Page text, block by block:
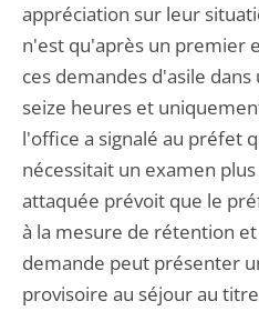
appréciation sur leur
n'est qu'après un premier
ces demandes d'asile
seize heures et
l'office a signalé au préfet
nécessitait un examen
attaquée prévoit que le
à la mesure de rétention
demande peut présenter
provisoire au séjour au